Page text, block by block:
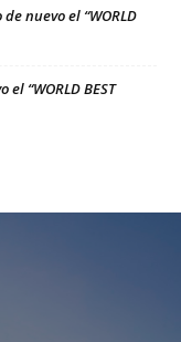
de nuevo el “WORLD
el “WORLD BEST